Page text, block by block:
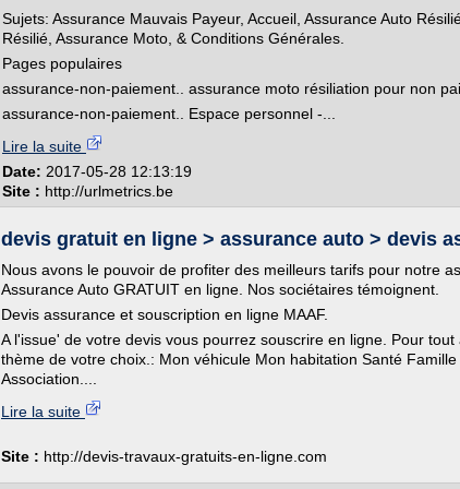
Sujets: Assurance Mauvais Payeur, Accueil, Assurance Auto
Résilié, Assurance Moto, & Conditions Générales.
Pages populaires
assurance-non-paiement.. assurance moto résiliation pour non
assurance-non-paiement.. Espace personnel -...
Lire la suite
Date: 2017-05-28 12:13:19
Site : http://urlmetrics.be
devis gratuit en ligne > assurance auto > devis
Nous avons le pouvoir de profiter des meilleurs tarifs pour notre
Assurance Auto GRATUIT en ligne. Nos sociétaires témoignent.
Devis assurance et souscription en ligne MAAF.
A l'issue' de votre devis vous pourrez souscrire en ligne. Pour
thème de votre choix.: Mon véhicule Mon habitation Santé
Association....
Lire la suite
Site : http://devis-travaux-gratuits-en-ligne.com